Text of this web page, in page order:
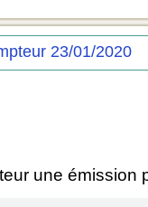
23/01/2020
une émission